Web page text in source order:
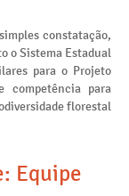
constatação,
o Sistema Estadual
para o Projeto
competência para
florestal
Equipe